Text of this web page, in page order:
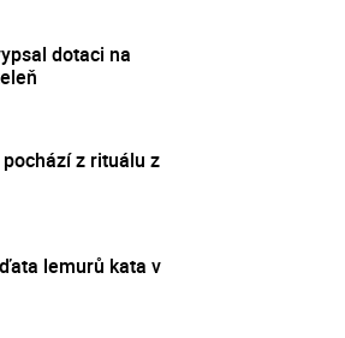
dotaci na
z rituálu z
lemurů kata v